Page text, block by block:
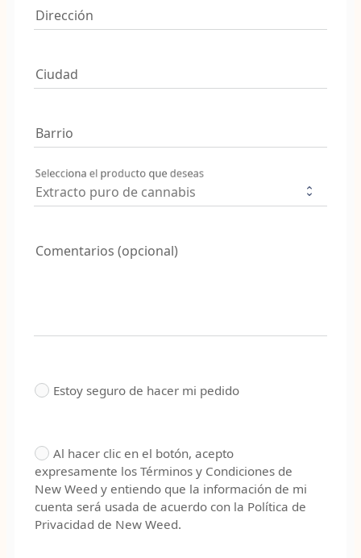
Dirección
Ciudad
Barrio
Selecciona el producto que deseas
Comentarios (opcional)
Estoy seguro de hacer mi pedido
Al hacer clic en el botón, acepto
expresamente los Términos y Condiciones de
New Weed y entiendo que la información de mi
cuenta será usada de acuerdo con la Política de
Privacidad de New Weed.